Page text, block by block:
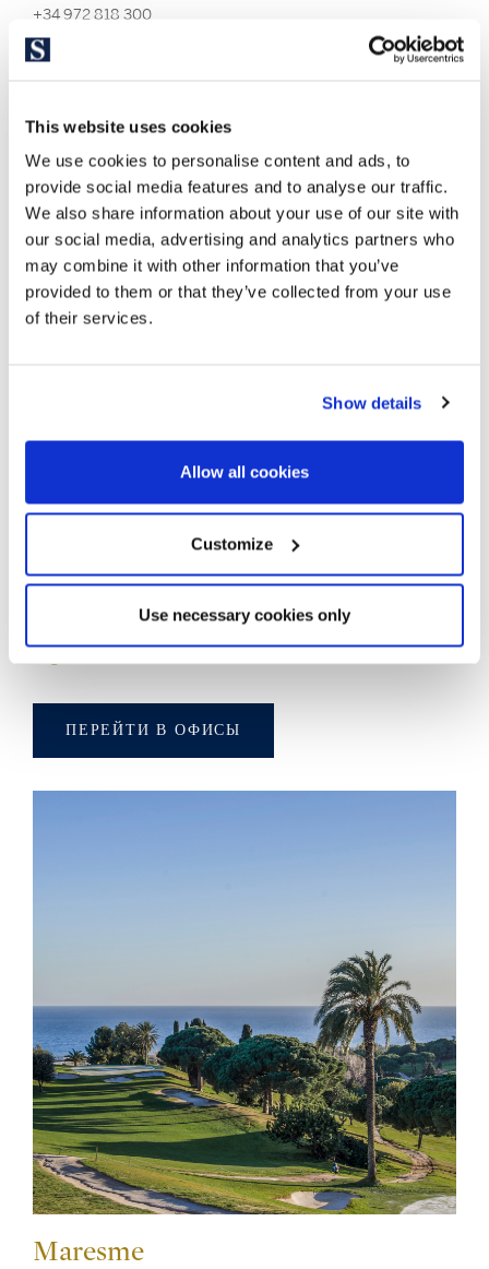
This website uses cookies
We use cookies to personalise content and ads, to
provide social media features and to analyse our traffic.
We also share information about your use of our site with
our social media, advertising and analytics partners who
may combine it with other information that you’ve
provided to them or that they’ve collected from your use
of their services.
Show details
Allow all cookies
Customize
Use necessary cookies only
+34 972 818 300
playadearo@costabrava-sir.com
Begur
C. Ventura Sabater 3, local 7
Испания
ПЕРЕЙТИ В ОФИСЫ
Maresme